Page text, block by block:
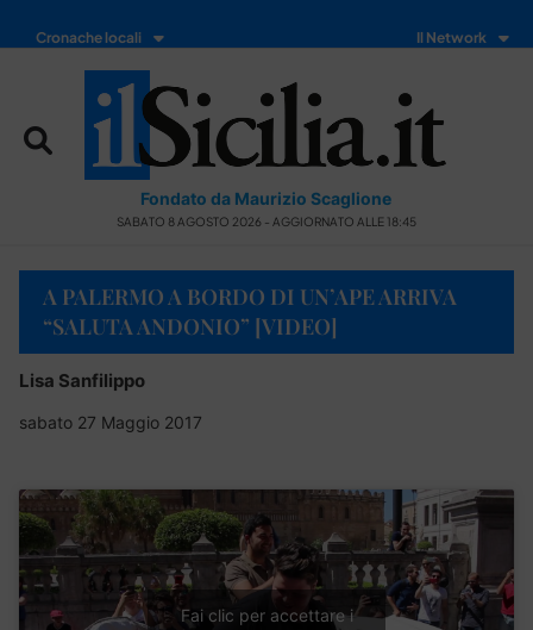
Cronache locali Il Network
Fondato da Maurizio Scaglione
SABATO 8 AGOSTO 2026 - AGGIORNATO ALLE 18:45
A PALERMO A BORDO DI UN’APE ARRIVA
“SALUTA ANDONIO” [VIDEO]
Lisa Sanfilippo
sabato 27 Maggio 2017
Fai clic per accettare i